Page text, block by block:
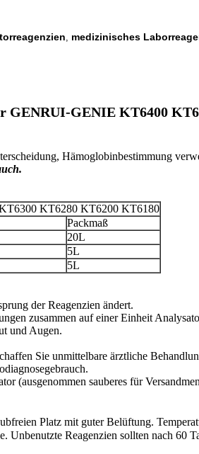
, medizinisches
GENRUI-GENIE KT6400
Hämoglobinbestimmung
KT6280 KT6200 KT6180
Packmaß
20L
5L
5L
der Reagenzien ändert.
zusammen auf einer Einheit
und Augen.
Sie unmittelbare ärztliche
(ausgenommen sauberes für
Platz mit guter Belüftung.
Unbenutzte Reagenzien sollten nach